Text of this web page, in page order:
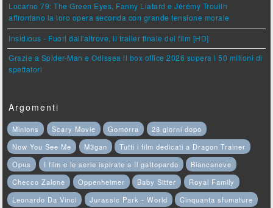
Locarno 79: The Green Eyes, Fanny Liatard e Jérémy Trouilh
affrontano la loro opera seconda con grande tensione morale
Insidious - Fuori dall'altrove, il trailer finale del film [HD]
Grazie a Spider-Man e Odissea il box office 2026 supera i 50 milioni di
spettatori
Argomenti
Minions Scary Movie Gomorra
28 giorni dopo
Now You See Me
M3gan
Tutti i film dedicati a Dragon Trainer
Opus
I film e le serie ispirate a Il gattopardo
Biancaneve
Checco Zalone
Oppenheimer Baby Sitter
Royal Family
Leonardo Da Vinci
Jurassic Park - World
Cinquanta sfumature